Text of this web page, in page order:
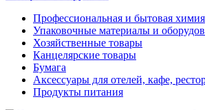
Профессиональная и бытовая химия
Упаковочные материалы и
Хозяйственные товары
Канцелярские товары
Бумага
Аксессуары для отелей, кафе,
Продукты питания